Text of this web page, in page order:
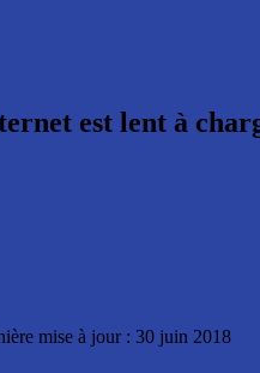
est lent à
mise à jour : 30 juin 2018